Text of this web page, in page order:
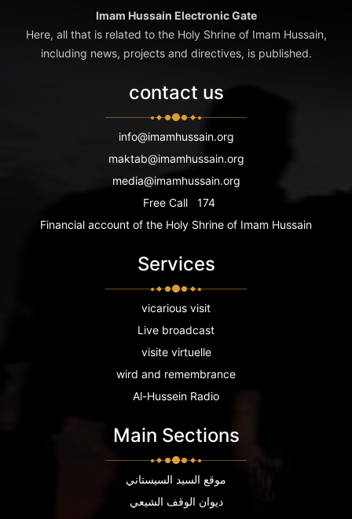
Imam Hussain Electronic Gate
Here, all that is related to the Holy Shrine of Imam Hussain,
including news, projects and directives, is published.
contact us
info@imamhussain.org
maktab@imamhussain.org
media@imamhussain.org
Free Call
174
Financial account of the Holy Shrine of Imam Hussain
Services
vicarious visit
Live broadcast
visite virtuelle
wird and remembrance
Al-Hussein Radio
Main Sections
موقع السيد السيستاني
ديوان الوقف الشيعي